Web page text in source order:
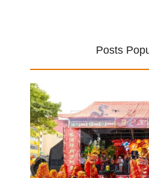
Posts